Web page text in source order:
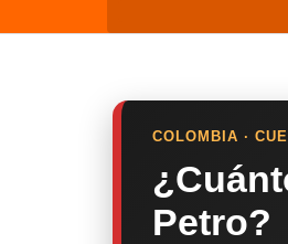
COLOMBIA ·
Petro?